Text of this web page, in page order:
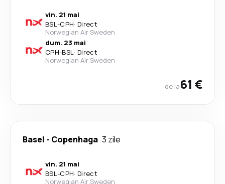
vin. 21 mai
BSL-CPH· Direct
Norwegian Air Sweden
dum. 23 mai
CPH-BSL· Direct
Norwegian Air Sweden
de la61 €
Basel - Copenhaga 3 zile
vin. 21 mai
BSL-CPH· Direct
Norwegian Air Sweden